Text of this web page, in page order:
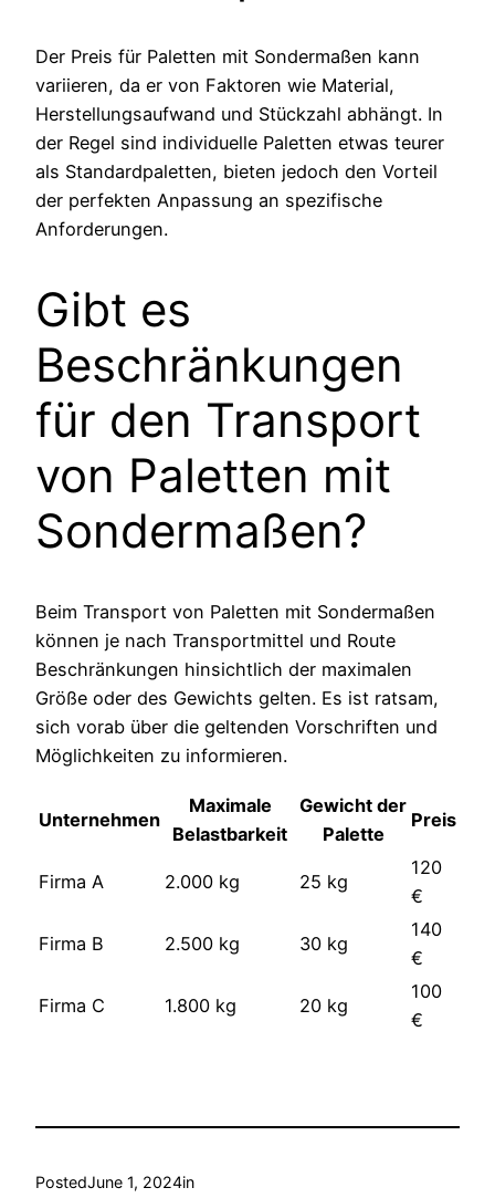
Der Preis für Paletten mit Sondermaßen kann
variieren, da er von Faktoren wie Material,
Herstellungsaufwand und Stückzahl abhängt. In
der Regel sind individuelle Paletten etwas teurer
als Standardpaletten, bieten jedoch den Vorteil
der perfekten Anpassung an spezifische
Anforderungen.
Gibt es
Beschränkungen
für den Transport
von Paletten mit
Sondermaßen?
Beim Transport von Paletten mit Sondermaßen
können je nach Transportmittel und Route
Beschränkungen hinsichtlich der maximalen
Größe oder des Gewichts gelten. Es ist ratsam,
sich vorab über die geltenden Vorschriften und
Möglichkeiten zu informieren.
Unternehmen
Maximale
Belastbarkeit
Gewicht der
Palette
Preis
Firma A 2.000 kg 25 kg
120
€
Firma B 2.500 kg 30 kg
140
€
Firma C 1.800 kg 20 kg
100
€
PostedJune 1, 2024in